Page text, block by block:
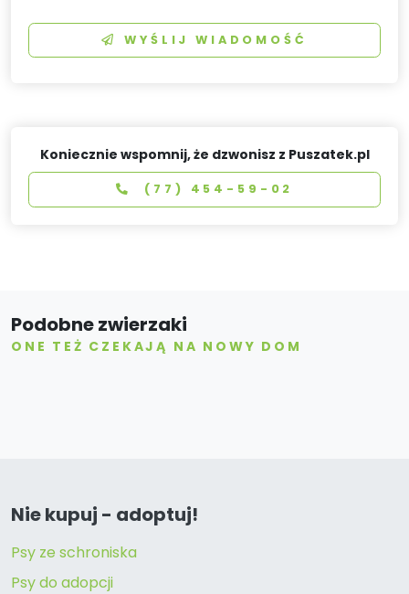
WYŚLIJ WIADOMOŚĆ
Koniecznie wspomnij, że dzwonisz z Puszatek.pl
(77) 454-59-02
Podobne zwierzaki
ONE TEŻ CZEKAJĄ NA NOWY DOM
Nie kupuj - adoptuj!
Psy ze schroniska
Psy do adopcji